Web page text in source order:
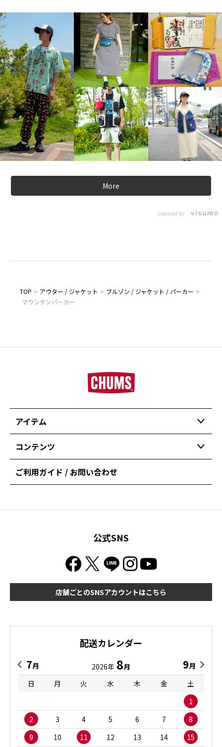
More
powered by
TOP > アウター / ジャケット > ブルゾン / ジャケット / パーカー >
マウンテンパーカー
アイテム
コンテンツ
ご利用ガイド / お問い合わせ
公式SNS
店舗ごとのSNSアカウントはこちら
配送カレンダー
7月 2026年 8月 9月
日
月 火 水 木 金
土
1
2
3 4 5 6 7
8
9
10 11 12 13 14 15